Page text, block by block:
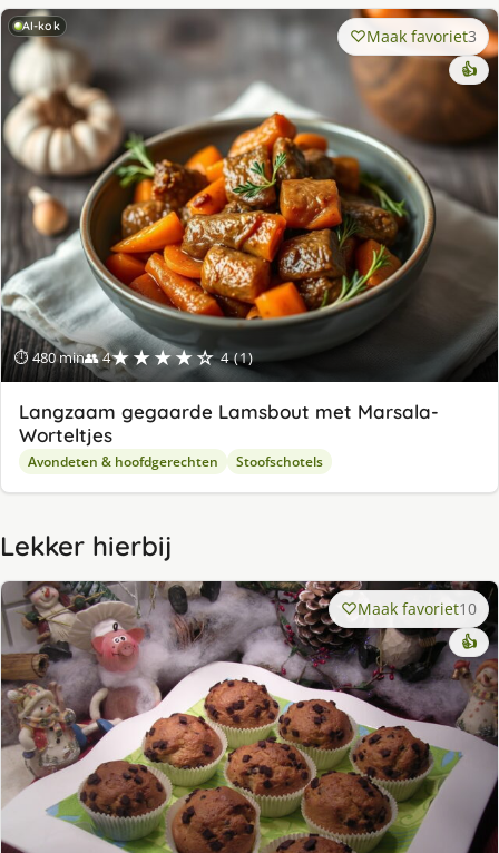
AI-kok
⏱ 480 min👥 4★★★★☆ 4 (1)
Maak favoriet3
👍
Langzaam gegaarde Lamsbout met Marsala-
Worteltjes
Avondeten & hoofdgerechten Stoofschotels
Lekker hierbij
Maak favoriet10
👍